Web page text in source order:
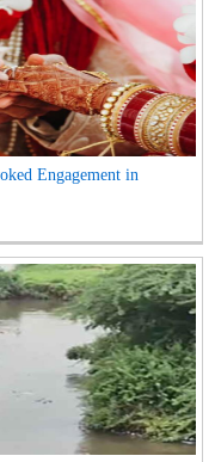
Engagement in